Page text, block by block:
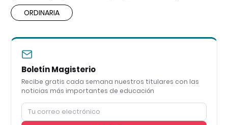
ORDINARIA
Boletín Magisterio
Recibe gratis cada semana nuestros titulares con las
noticias más importantes de educación